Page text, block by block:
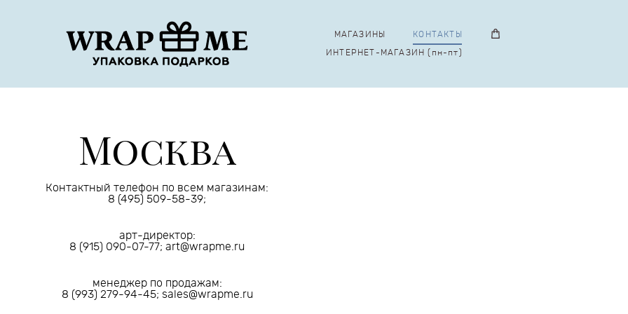
МАГАЗИНЫ КОНТАКТЫ
ИНТЕРНЕТ-МАГАЗИН (пн-пт)
Москва
Контактный телефон по всем магазинам:
8 (495) 509-58-39;
арт-директор:
8 (915) 090-07-77; art@wrapme.ru
менеджер по продажам:
8 (993) 279-94-45; sales@wrapme.ru